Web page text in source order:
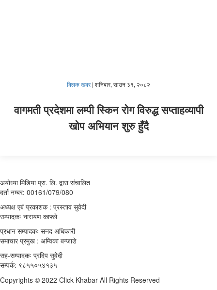
क्लिक खबर| शनिबार, साउन ३१, २०८२
वागमती प्रदेशमा लम्पी स्किन रोग विरुद्ध सप्ताहव्यापी
खोप अभियान शुरु हुँदै
अयोध्या मिडिया प्रा. लि. द्वारा संचालित
दर्ता नम्बर: 00161/079/080
अध्यक्ष एबं प्रकाशक : प्रस्ताव सुवेदी
सम्पादकः नारायण काफ्ले
प्रधान सम्पादकः सनद अधिकारी
समाचार प्रमुख : अम्विका बन्जाडे
सह-सम्पादकः प्रदिप सुवेदी
सम्पर्क: ९८५५०५४१३५
Copyrights © 2022 Click Khabar All Rights Reserved